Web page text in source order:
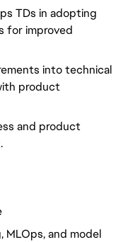
TDs in adopting
for improved
into technical
product
and product
MLOps, and model